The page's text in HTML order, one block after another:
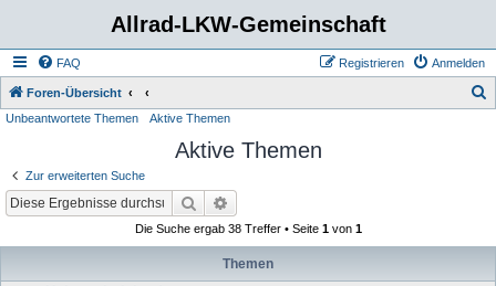
Allrad-LKW-Gemeinschaft
FAQ Anmelden
Registrieren
Foren-Übersicht
Unbeantwortete Themen Aktive Themen
Aktive Themen
Zur erweiterten Suche
Suche
Die Suche ergab 38 Treffer • Seite 1von 1
Themen